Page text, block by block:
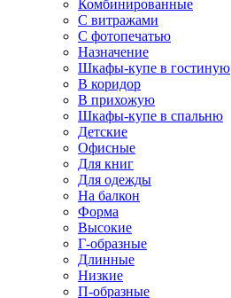
Комбинированные
С витражами
С фотопечатью
Назначение
Шкафы-купе в гостиную
В коридор
В прихожую
Шкафы-купе в спальню
Детские
Офисные
Для книг
Для одежды
На балкон
Форма
Высокие
Г-образные
Длинные
Низкие
П-образные